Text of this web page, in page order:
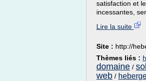
satisfaction et
incessantes,
Lire la suite
Site : http://
Thèmes liés :
domaine /
web /